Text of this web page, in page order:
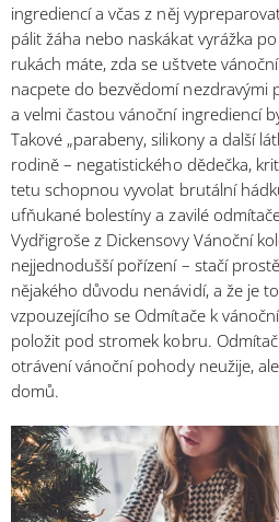
ingrediencí a včas z něj
pálit žáha nebo naskákat vyrážka
rukách máte, zda se uštvete
nacpete do bezvědomí nezdravými
a velmi častou vánoční ingrediencí
Takové „parabeny, silikony a další
rodině – negatistického dědečka,
tetu schopnou vyvolat brutální
ufňukané bolestíny a zavilé
Vydřigroše z Dickensovy Vánoční
nejjednodušší pořízení – stačí
nějakého důvodu nenávidí, a že je
vzpouzejícího se Odmítače k
položit pod stromek kobru.
otrávení vánoční pohody neužije,
domů.